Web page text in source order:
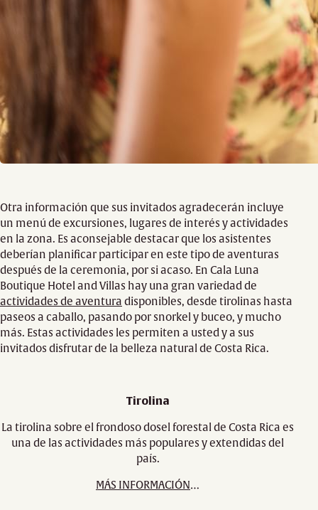
Otra información que sus invitados agradecerán incluye
un menú de excursiones, lugares de interés y actividades
en la zona. Es aconsejable destacar que los asistentes
deberían planificar participar en este tipo de aventuras
después de la ceremonia, por si acaso. En Cala Luna
Boutique Hotel and Villas hay una gran variedad de
actividades de aventura disponibles, desde tirolinas hasta
paseos a caballo, pasando por snorkel y buceo, y mucho
más. Estas actividades les permiten a usted y a sus
invitados disfrutar de la belleza natural de Costa Rica.
Tirolina
La tirolina sobre el frondoso dosel forestal de Costa Rica es
una de las actividades más populares y extendidas del
país.
MÁS INFORMACIÓN…